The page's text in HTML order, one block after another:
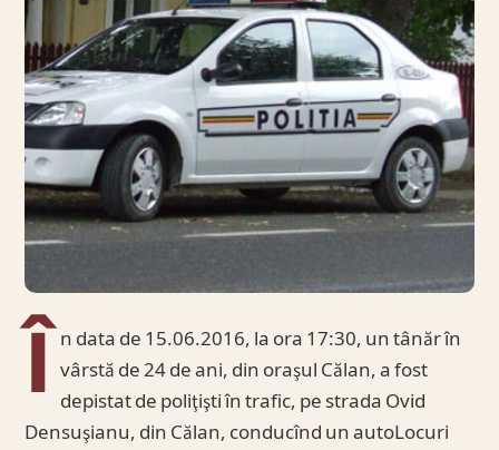
Î n data de 15.06.2016, la ora 17:30, un tânăr în
vârstă de 24 de ani, din oraşul Călan, a fost
depistat de poliţişti în trafic, pe strada Ovid
Densuşianu, din Călan, conducînd un autoLocuri